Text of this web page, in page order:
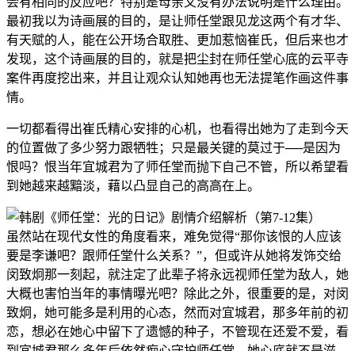
最初我以为诗画展的目的，是让师任堂跟见龙这两个有才华、
有天赋的人，能在公开场合取胜、更加惹恼崔氏，但后来也才
发现，这个诗画展的目的，就是把尘封在师任堂心底的云平寺
案件再度挖出来，并且让观众认知她再也无法提笔作画这件事
情。
一切都看得出崔氏精心安排的心机，也看得出她为了走到今天
的位置做了多少努力跟牺牲；只是最关键的莫过于──是因为
恨吗？恨当年宜城君为了师任堂而抛下自己不管，所以希望看
到她越来越黯淡，藉以凸显自己的高高在上。
虽然站在现代女性的角度看来，难免觉得“那你该恨的人应该
要是李谦吧？跟师任堂什么关系？”，但或许从她将发饰交给
闵致炯那一刻起，就注定了此辈子将永远视师任堂为敌人，她
大概也害怕当年的事情曝光吧？除此之外，很重要的是，对闵
致炯，她可能多是利用的心态，然而对宜城君，那多年前的初
恋，想必在她心中留下了遗憾的种子，不管现在还爱不爱，看